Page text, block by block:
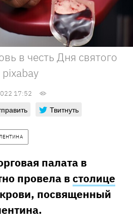
в честь Дня святого
17:52
Твитнуть
палата в
провела встолице
посвященный